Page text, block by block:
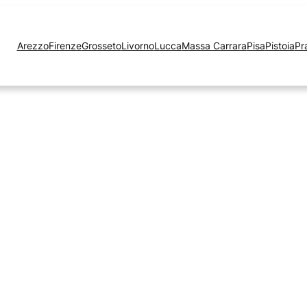
ArezzoFirenzeGrossetoLivornoLuccaMassa CarraraPisaPistoia